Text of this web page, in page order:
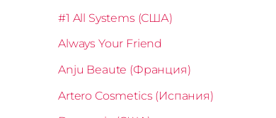
#1 All Systems (США)
Always Your Friend
Anju Beaute (Франция)
Artero Cosmetics (Испания)